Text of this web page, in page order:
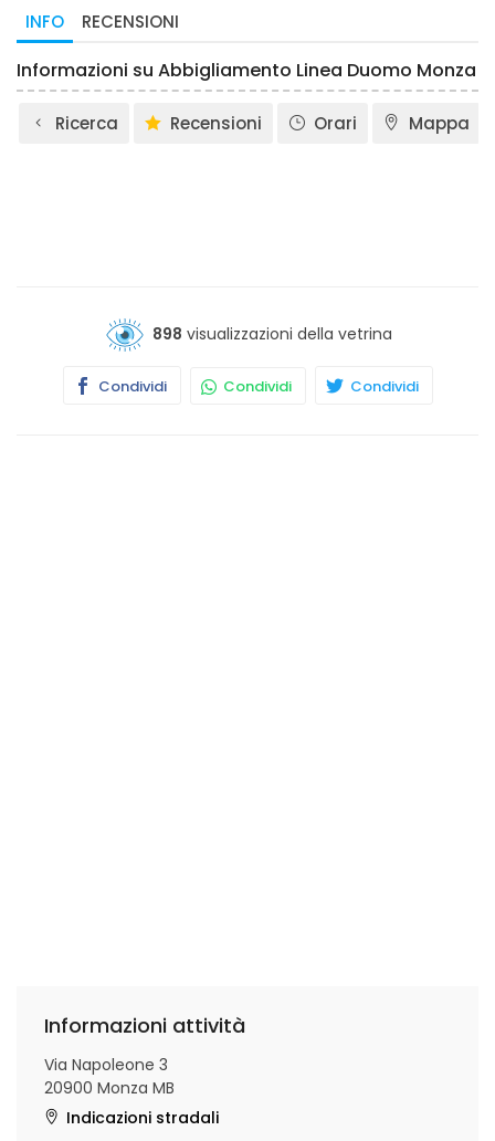
INFO RECENSIONI
Informazioni su Abbigliamento Linea Duomo Monza
Ricerca Recensioni Orari Mappa
898 visualizzazioni della vetrina
Condividi Condividi Condividi
Informazioni attività
Via Napoleone 3
20900 Monza MB
Indicazioni stradali